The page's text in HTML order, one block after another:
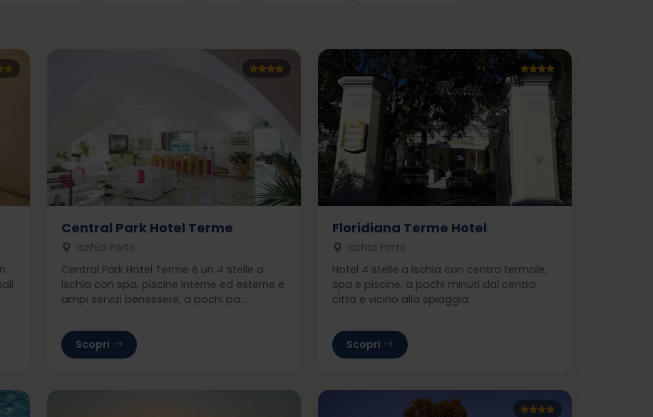
Central Park Hotel Terme
Ischia Porto
Central Park Hotel Terme è un 4 stelle a
Ischia con spa, piscine interne ed esterne e
ampi servizi benessere, a pochi pa...
Scopri
Floridiana Terme Hotel
Ischia Porto
Hotel 4 stelle a Ischia con centro termale,
spa e piscine, a pochi minuti dal centro
città e vicino alla spiaggia.
Scopri